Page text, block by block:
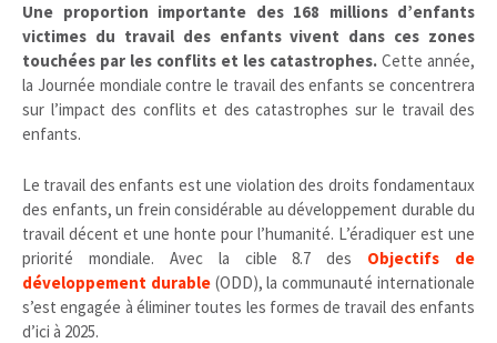
Une proportion importante des 168 millions d’enfants
victimes du travail des enfants vivent dans ces zones
touchées par les conflits et les catastrophes. Cette année,
la Journée mondiale contre le travail des enfants se concentrera
sur l’impact des conflits et des catastrophes sur le travail des
enfants.
Le travail des enfants est une violation des droits fondamentaux
des enfants, un frein considérable au développement durable du
travail décent et une honte pour l’humanité. L’éradiquer est une
priorité mondiale. Avec la cible 8.7 des Objectifs de
développement durable(ODD), la communauté internationale
s’est engagée à éliminer toutes les formes de travail des enfants
d’ici à 2025.